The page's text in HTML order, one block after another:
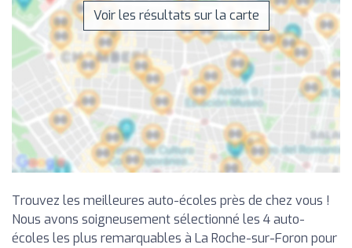
Voir les résultats sur la carte
Trouvez les meilleures auto-écoles près de chez vous !
Nous avons soigneusement sélectionné les 4 auto-
écoles les plus remarquables à La Roche-sur-Foron pour